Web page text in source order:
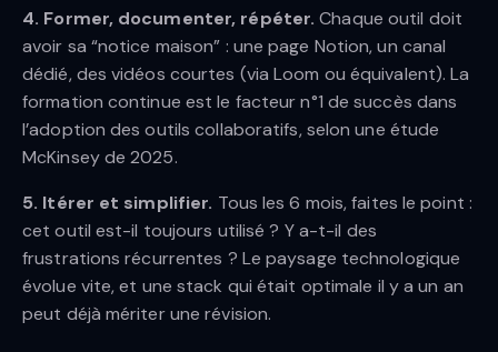
4. Former, documenter, répéter. Chaque outil doit
avoir sa “notice maison” : une page Notion, un canal
dédié, des vidéos courtes (via Loom ou équivalent). La
formation continue est le facteur n°1 de succès dans
l’adoption des outils collaboratifs, selon une étude
McKinsey de 2025.
5. Itérer et simplifier. Tous les 6 mois, faites le point :
cet outil est-il toujours utilisé ? Y a-t-il des
frustrations récurrentes ? Le paysage technologique
évolue vite, et une stack qui était optimale il y a un an
peut déjà mériter une révision.